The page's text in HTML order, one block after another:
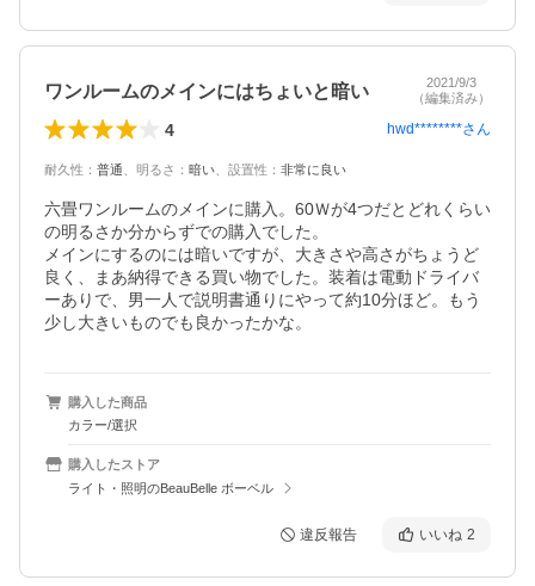
ワンルームのメインにはちょいと暗い
2021/9/3
（編集済み）
4 hwd********さん
耐久性 ： 普通 明るさ ： 暗い 設置性 ： 非常に良い
六畳ワンルームのメインに購入。60Ｗが4つだとどれくらい
の明るさか分からずでの購入でした。
メインにするのには暗いですが、大きさや高さがちょうど
良く、まあ納得できる買い物でした。装着は電動ドライバ
ーありで、男一人で説明書通りにやって約10分ほど。もう
購入した商品
カラー/選択
購入したストア
ライト・照明のBeauBelle ボーベル
違反報告 いいね 2